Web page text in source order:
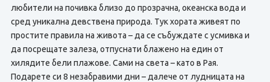
любители на почивка близо до прозрачна, океанска вода и
сред уникална девствена природа. Тук хората живеят по
простите правила на живота – да се събуждате с усмивка и
да посрещате залеза, отпуснати блажено на един от
хилядите бели плажове. Сами на света – като в Рая.
Подарете си 8 незабравими дни – далече от лудницата на